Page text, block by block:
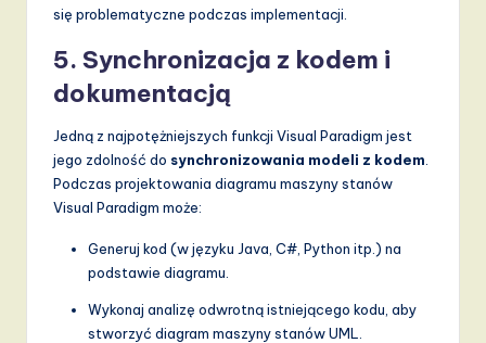
się problematyczne podczas implementacji.
5. Synchronizacja z kodem i
dokumentacją
Jedną z najpotężniejszych funkcji Visual Paradigm jest
jego zdolność do synchronizowania modeli z kodem
Podczas projektowania diagramu maszyny stanów
Visual Paradigm może:
Generuj kod (w języku Java, C#, Python itp.) na
podstawie diagramu.
Wykonaj analizę odwrotną istniejącego kodu, aby
stworzyć diagram maszyny stanów UML.